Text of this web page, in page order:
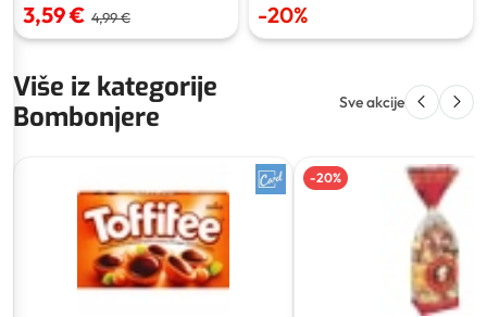
3,59 € 4,99 € -20%
Više iz kategorije
Bombonjere
Sve akcije
-20%